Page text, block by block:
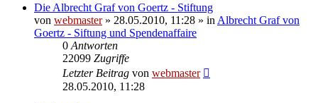
Die Albrecht Graf von Goertz - Stiftung
von webmaster» 28.05.2010, 11:28 » in Albrecht Graf von
Goertz - Siftung und Spendenaffaire
0 Antworten
22099 Zugriffe
Letzter Beitrag von webmaster
28.05.2010, 11:28